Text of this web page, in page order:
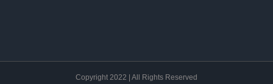
Copyright 2022 | All Rights Reserved